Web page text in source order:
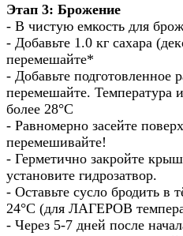
Этап 3: Брожение
- В чистую емкость для
- Добавьте 1.0 кг сахара
перемешайте*
- Добавьте подготовленное
перемешайте. Температура
более 28°С
- Равномерно засейте
перемешивайте!
- Герметично закройте
установите гидрозатвор.
- Оставьте сусло бродить в
24°С (для ЛАГЕРОВ
- Через 5-7 дней после